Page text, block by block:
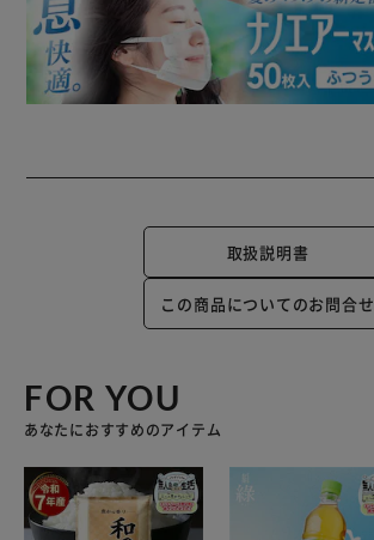
取扱説明書
この商品についてのお問合せ
FOR YOU
あなたにおすすめのアイテム